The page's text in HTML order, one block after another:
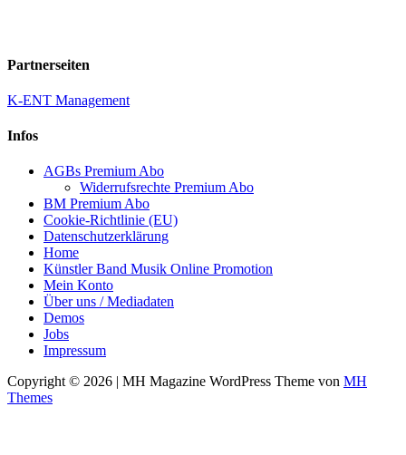
Partnerseiten
K-ENT Management
Infos
AGBs Premium Abo
Widerrufsrechte Premium Abo
BM Premium Abo
Cookie-Richtlinie (EU)
Datenschutzerklärung
Home
Künstler Band Musik Online Promotion
Mein Konto
Über uns / Mediadaten
Demos
Jobs
Impressum
Copyright © 2026 | MH Magazine WordPress Theme von MH
Themes